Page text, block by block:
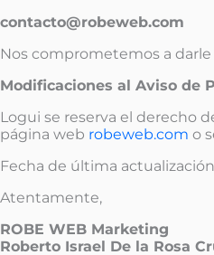
contacto@robeweb.com
Nos comprometemos a
Modificaciones al Aviso de
Logui se reserva el derecho
página web robeweb.com o
Fecha de última
Atentamente,
ROBE WEB Marketing
Roberto Israel De la Rosa